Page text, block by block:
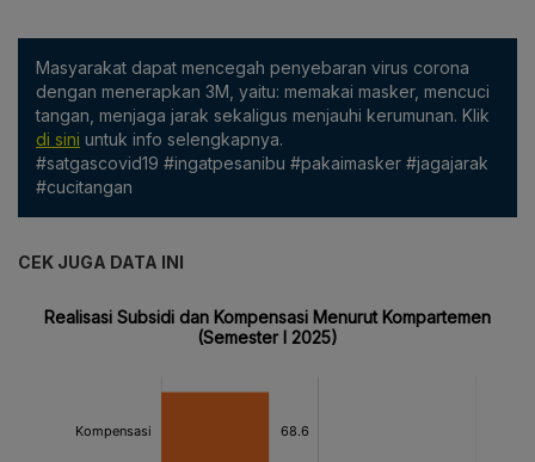
Masyarakat dapat mencegah penyebaran virus corona
dengan menerapkan 3M, yaitu: memakai masker, mencuci
tangan, menjaga jarak sekaligus menjauhi kerumunan. Klik
di sini untuk info selengkapnya.
#satgascovid19 #ingatpesanibu #pakaimasker #jagajarak
#cucitangan
CEK JUGA DATA INI